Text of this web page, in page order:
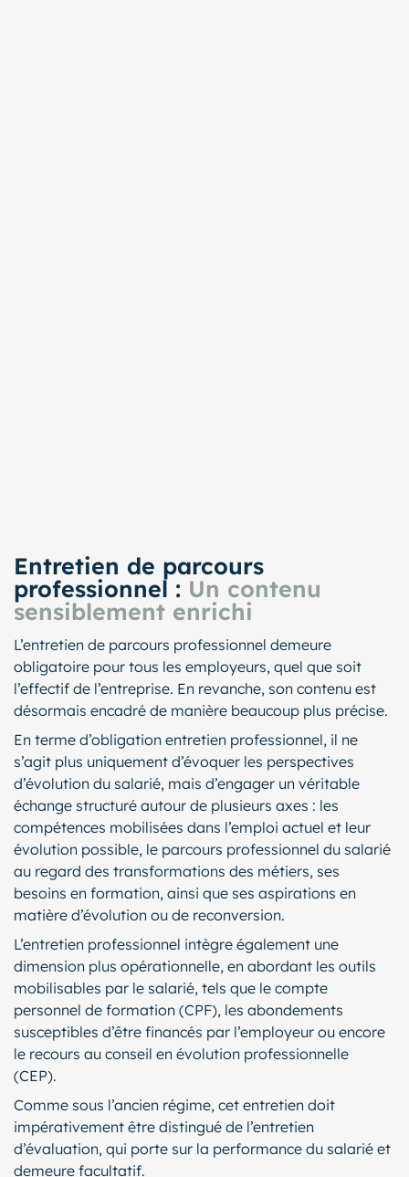
Entretien de parcours
professionnel : Un contenu
sensiblement enrichi
L’entretien de parcours professionnel demeure
obligatoire pour tous les employeurs, quel que soit
l’effectif de l’entreprise. En revanche, son contenu est
désormais encadré de manière beaucoup plus précise.
En terme d’obligation entretien professionnel, il ne
s’agit plus uniquement d’évoquer les perspectives
d’évolution du salarié, mais d’engager un véritable
échange structuré autour de plusieurs axes : les
compétences mobilisées dans l’emploi actuel et leur
évolution possible, le parcours professionnel du salarié
au regard des transformations des métiers, ses
besoins en formation, ainsi que ses aspirations en
matière d’évolution ou de reconversion.
L’entretien professionnel intègre également une
dimension plus opérationnelle, en abordant les outils
mobilisables par le salarié, tels que le compte
personnel de formation (CPF), les abondements
susceptibles d’être financés par l’employeur ou encore
le recours au conseil en évolution professionnelle
(CEP).
Comme sous l’ancien régime, cet entretien doit
impérativement être distingué de l’entretien
d’évaluation, qui porte sur la performance du salarié et
demeure facultatif.